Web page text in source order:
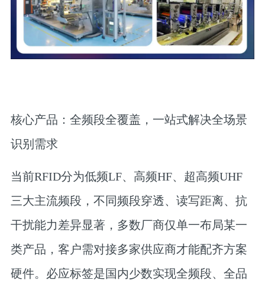
核心产品：全频段全覆盖，一站式解决全场景
识别需求
当前RFID分为低频LF、高频HF、超高频UHF
三大主流频段，不同频段穿透、读写距离、抗
干扰能力差异显著，多数厂商仅单一布局某一
类产品，客户需对接多家供应商才能配齐方案
硬件。必应标签是国内少数实现全频段、全品